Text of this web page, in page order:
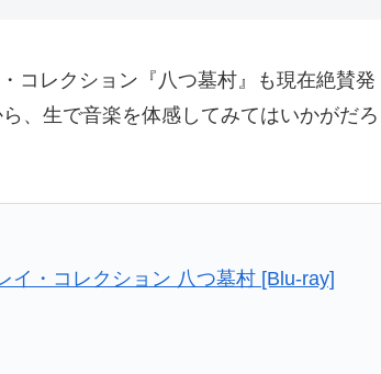
コレクション『八つ墓村』も現在絶賛発
、生で音楽を体感してみてはいかがだろ
イ・コレクション 八つ墓村 [Blu-ray]